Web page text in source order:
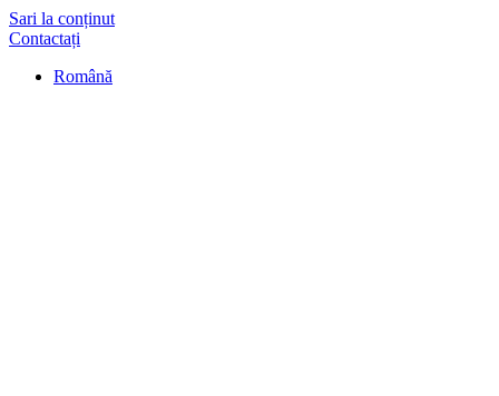
Sari la conținut
Contactați
Română